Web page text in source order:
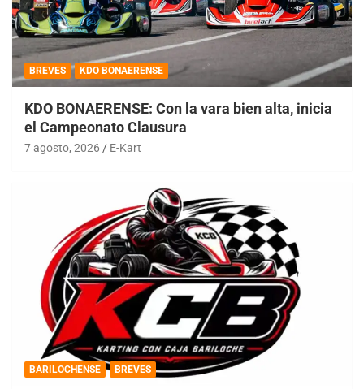
BREVES KDO BONAERENSE
KDO BONAERENSE: Con la vara bien alta, inicia
el Campeonato Clausura
7 agosto, 2026 E-Kart
BARILOCHENSE BREVES